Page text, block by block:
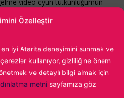
Özelleştir
en iyi Atarita deneyimini sunmak ve
kullanıyor, gizliliğine önem
ve detaylı bilgi almak için
metni sayfamıza göz
video oyun tutkunluğumun
oyun oynuyorum. Fighting
kadar uzanıyor...